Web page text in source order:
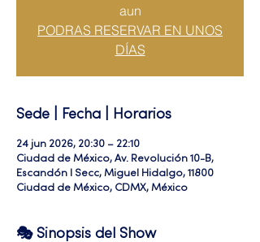
aun
PODRAS RESERVAR EN UNOS
DÍAS
Sede | Fecha | Horarios
24 jun 2026, 20:30 – 22:10
Ciudad de México, Av. Revolución 10-B,
Escandón I Secc, Miguel Hidalgo, 11800
Ciudad de México, CDMX, México
🎭 Sinopsis del Show